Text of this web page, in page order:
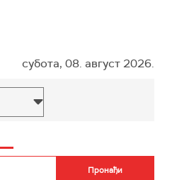
субота, 08. август 2026.